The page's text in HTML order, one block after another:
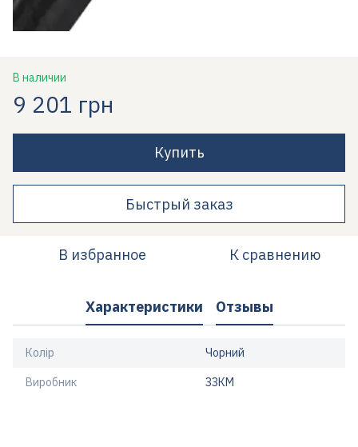
В наличии
9 201 грн
Купить
Быстрый заказ
В избранное К сравнению
Характеристики Отзывы
Колір Чорний
Виробник ЗЗКМ